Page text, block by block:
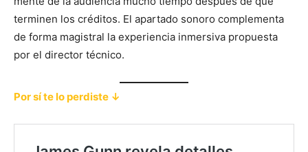
terminen los créditos. El apartado sonoro complementa
de forma magistral la experiencia inmersiva propuesta
por el director técnico.
Por sí te lo perdiste ↓